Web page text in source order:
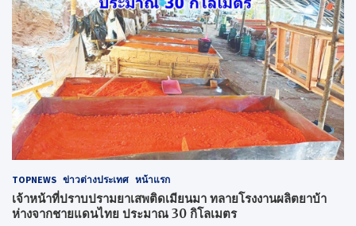
TOPNEWS ข่าวต่างประเทศ หน้าแรก
เจ้าหน้าที่ปราบปรามยาเสพติดเมียนมา ทลายโรงงานผลิตยาบ้า
ห่างจากชายแดนไทย ประมาณ 30 กิโลเมตร